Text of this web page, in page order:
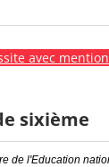
avec
sixième
de l'Education